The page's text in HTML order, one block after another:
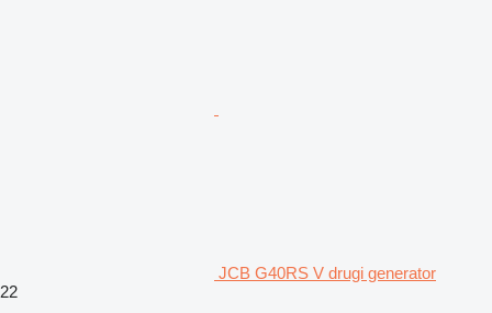
JCB G40RS V drugi generator
22